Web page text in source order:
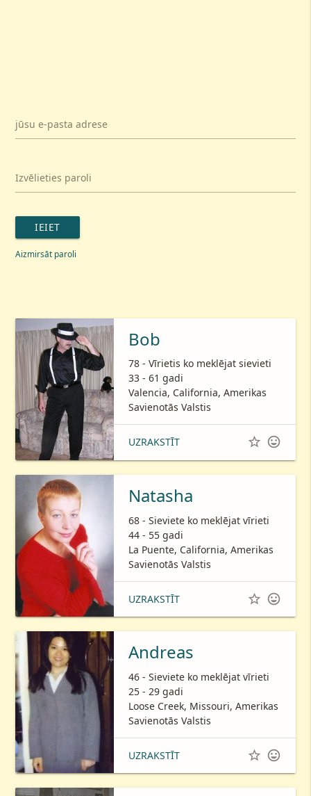
jūsu e-pasta adrese
Izvēlieties paroli
IEIET
Aizmirsāt paroli
Bob
78 - Vīrietis ko meklējat sievieti
33 - 61 gadi
Valencia, California, Amerikas
Savienotās Valstis
UZRAKSTĪT  
Natasha
68 - Sieviete ko meklējat vīrieti
44 - 55 gadi
La Puente, California, Amerikas
Savienotās Valstis
UZRAKSTĪT  
Andreas
46 - Sieviete ko meklējat vīrieti
25 - 29 gadi
Loose Creek, Missouri, Amerikas
Savienotās Valstis
UZRAKSTĪT  